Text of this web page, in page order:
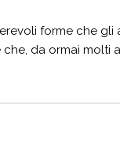
forme che gli
da ormai molti